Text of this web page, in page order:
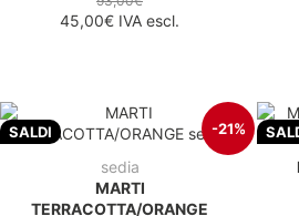
45,00€ IVA escl.
SALDI -21%
sedia
MARTI
TERRACOTTA/ORANGE